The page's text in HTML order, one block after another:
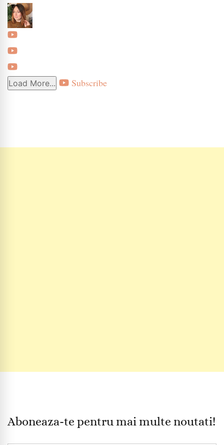
Load More... Subscribe
Aboneaza-te pentru mai multe noutati!